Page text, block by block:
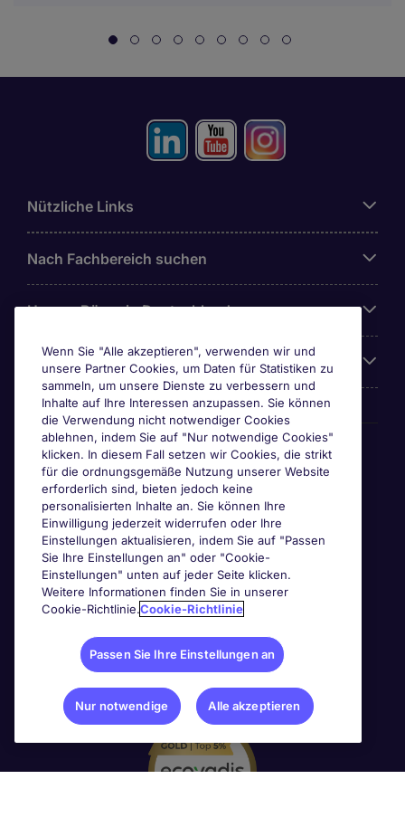
Nützliche Links
Nach Fachbereich suchen
Unsere Büros in Deutschland
Über Michael Page
Awards & Zertifizierungen
Wenn Sie "Alle akzeptieren", verwenden wir und
unsere Partner Cookies, um Daten für Statistiken zu
sammeln, um unsere Dienste zu verbessern und
Inhalte auf Ihre Interessen anzupassen. Sie können
die Verwendung nicht notwendiger Cookies
ablehnen, indem Sie auf "Nur notwendige Cookies"
klicken. In diesem Fall setzen wir Cookies, die strikt
für die ordnungsgemäße Nutzung unserer Website
erforderlich sind, bieten jedoch keine
personalisierten Inhalte an. Sie können Ihre
Einwilligung jederzeit widerrufen oder Ihre
Einstellungen aktualisieren, indem Sie auf "Passen
Sie Ihre Einstellungen an" oder "Cookie-
Einstellungen" unten auf jeder Seite klicken.
Weitere Informationen finden Sie in unserer
Cookie-Richtlinie.Cookie-Richtlinie
Passen Sie Ihre Einstellungen an
Nur notwendige Alle akzeptieren